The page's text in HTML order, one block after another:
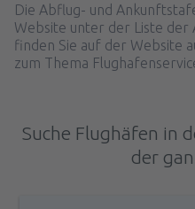
Die Abflug- und
Website unter der Liste der
finden Sie auf der Website
zum Thema
Suche Flughäfen in
der